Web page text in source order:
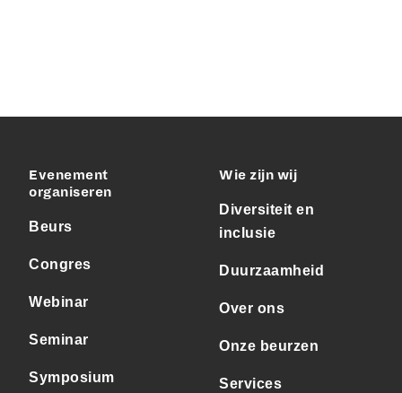
Evenement
organiseren
Beurs
Congres
Webinar
Seminar
Symposium
Wie zijn wij
Diversiteit en
inclusie
Duurzaamheid
Over ons
Onze beurzen
Services